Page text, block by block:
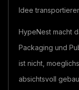
Idee
HypeNest macht
Packaging und
ist nicht,
absichtsvoll